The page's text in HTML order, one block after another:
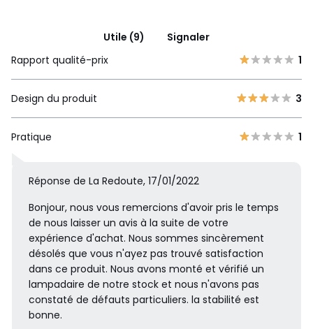
Utile (9)
Signaler
Rapport qualité-prix
1
Design du produit 3
Pratique 1
Réponse de La Redoute, 17/01/2022
Bonjour, nous vous remercions d'avoir pris le temps
de nous laisser un avis à la suite de votre
expérience d'achat. Nous sommes sincèrement
désolés que vous n'ayez pas trouvé satisfaction
dans ce produit. Nous avons monté et vérifié un
lampadaire de notre stock et nous n'avons pas
constaté de défauts particuliers. la stabilité est
bonne.